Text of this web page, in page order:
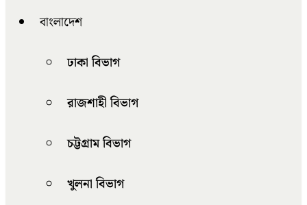
বাংলাদেশ
ঢাকা বিভাগ
রাজশাহী বিভাগ
চট্টগ্রাম বিভাগ
খুলনা বিভাগ